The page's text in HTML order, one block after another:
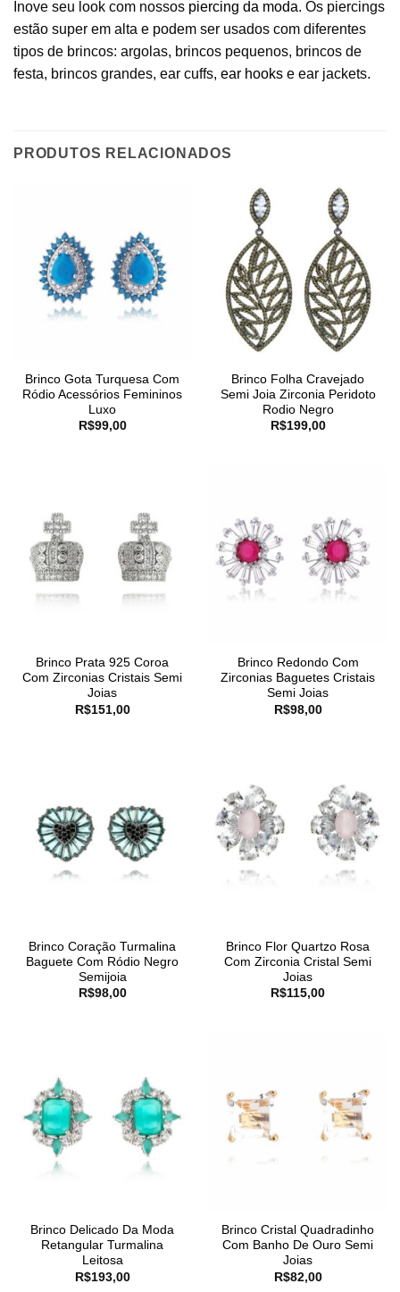
Inove seu look com nossos piercing da moda. Os piercings
estão super em alta e podem ser usados com diferentes
tipos de brincos: argolas, brincos pequenos, brincos de
festa, brincos grandes, ear cuffs, ear hooks e ear jackets.
PRODUTOS RELACIONADOS
Brinco Gota Turquesa Com
Ródio Acessórios Femininos
Luxo
R$99,00
Brinco Folha Cravejado
Semi Joia Zirconia Peridoto
Rodio Negro
R$199,00
Brinco Prata 925 Coroa
Com Zirconias Cristais Semi
Joias
R$151,00
Brinco Redondo Com
Zirconias Baguetes Cristais
Semi Joias
R$98,00
Brinco Coração Turmalina
Baguete Com Ródio Negro
Semijoia
R$98,00
Brinco Flor Quartzo Rosa
Com Zirconia Cristal Semi
Joias
R$115,00
Brinco Delicado Da Moda
Retangular Turmalina
Leitosa
R$193,00
Brinco Cristal Quadradinho
Com Banho De Ouro Semi
Joias
R$82,00